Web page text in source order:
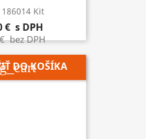
Kit
€ s DPH
bez DPH
DO KOŠÍKA